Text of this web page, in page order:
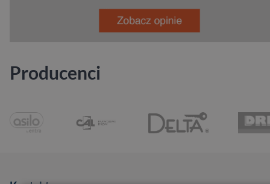
Producenci